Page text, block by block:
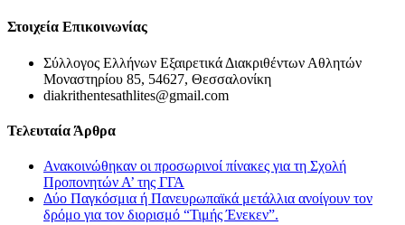
Στοιχεία Επικοινωνίας
Σύλλογος Ελλήνων Εξαιρετικά Διακριθέντων Αθλητών
Μοναστηρίου 85, 54627, Θεσσαλονίκη
diakrithentesathlites@gmail.com
Τελευταία Άρθρα
Ανακοινώθηκαν οι προσωρινοί πίνακες για τη Σχολή
Προπονητών Α’ της ΓΓΑ
Δύο Παγκόσμια ή Πανευρωπαϊκά μετάλλια ανοίγουν τον
δρόμο για τον διορισμό “Τιμής Ένεκεν”.